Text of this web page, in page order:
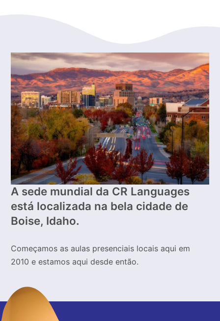
A sede mundial da CR Languages
está localizada na bela cidade de
Boise, Idaho.
Começamos as aulas presenciais locais aqui em
2010 e estamos aqui desde então.